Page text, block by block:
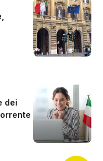
dei